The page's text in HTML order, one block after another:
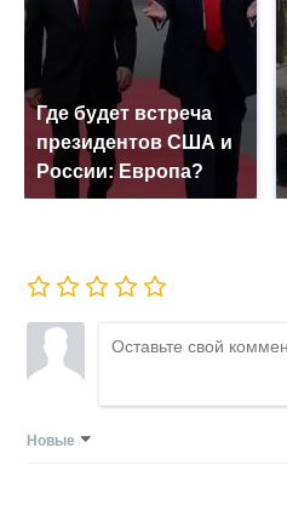
Где будет встреча
президентов США и
России: Европа?
Новые